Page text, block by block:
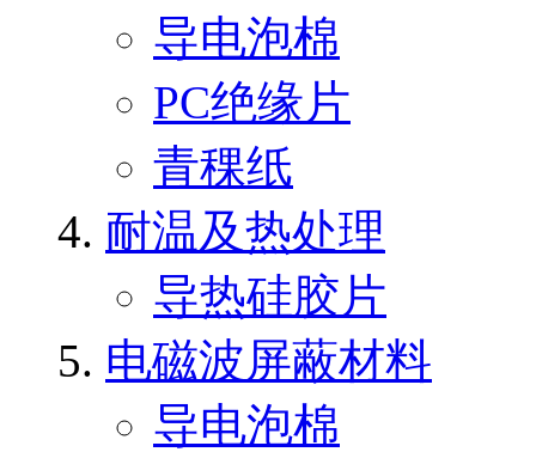
导电泡棉
PC绝缘片
青稞纸
耐温及热处理
导热硅胶片
电磁波屏蔽材料
导电泡棉